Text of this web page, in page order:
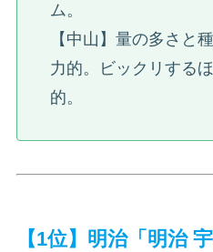
ム。
【中山】量の多さと
力的。ビックリする
的。
【1位】明治「明治